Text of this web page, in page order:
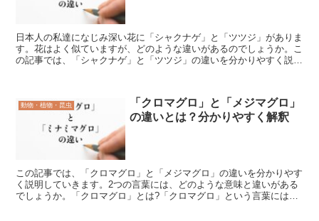
日本人の私達になじみ深い花に「シャクナゲ」と「ツツジ」がありま
す。花はよく似ていますが、どのような違いがあるのでしょうか。こ
の記事では、「シャクナゲ」と「ツツジ」の違いを分かりやすく説明
動物・植物・昆虫
「クロマグロ」と「メジマグロ」
の違いとは？分かりやすく解釈
この記事では、「クロマグロ」と「メジマグロ」の違いを分かりやす
く説明していきます。2つの言葉には、どのような意味と違いがある
でしょうか。「クロマグロ」とは?「クロマグロ」という言葉にはど